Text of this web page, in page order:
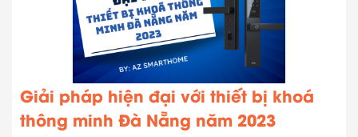
Giải pháp hiện đại với thiết bị khoá
thông minh Đà Nẵng năm 2023